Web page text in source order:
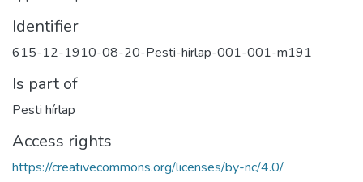
Identifier
615-12-1910-08-20-Pesti-hirlap-001-001-m191
Is part of
Pesti hírlap
Access rights
https://creativecommons.org/licenses/by-nc/4.0/